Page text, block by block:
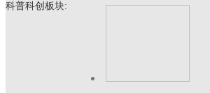
科普科创板块: